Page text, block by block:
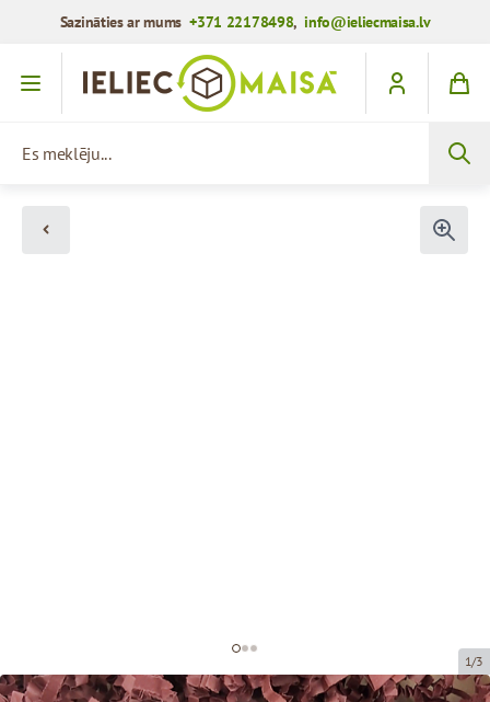
Sazināties ar mums+371 22178498,info@ieliecmaisa.lv
Iet uz saturu
1/3